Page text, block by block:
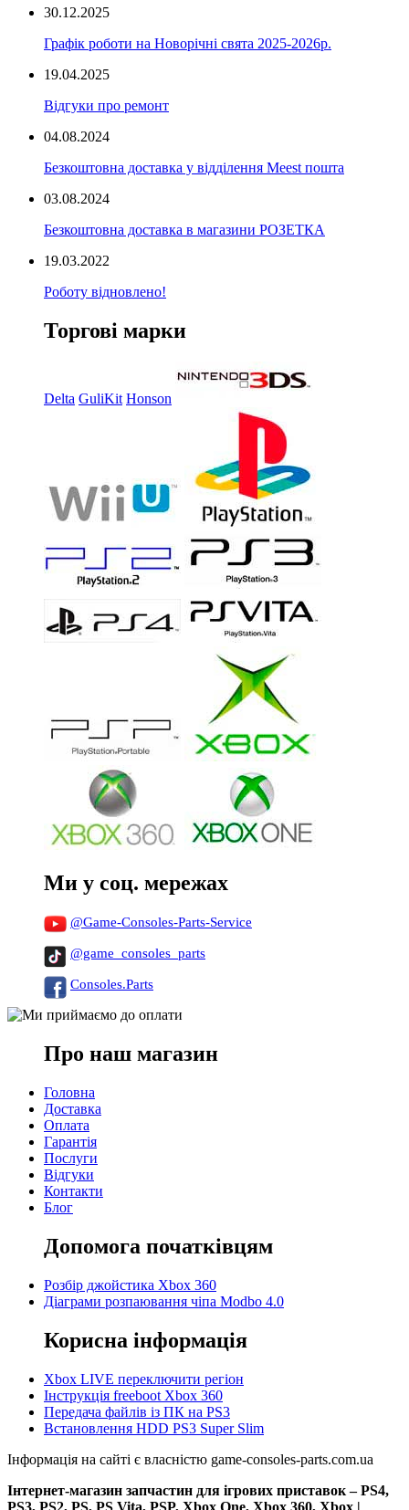
30.12.2025
Графік роботи на Новорічні свята 2025-2026р.
19.04.2025
Відгуки про ремонт
04.08.2024
Безкоштовна доставка у відділення Meest пошта
03.08.2024
Безкоштовна доставка в магазини РОЗЕТКА
19.03.2022
Роботу відновлено!
Торгові марки
Delta GuliKit Honson
Ми у соц. мережах
@Game-Consoles-Parts-Service
@game_consoles_parts
Consoles.Parts
Про наш магазин
Головна
Доставка
Оплата
Гарантія
Послуги
Відгуки
Контакти
Блог
Допомога початківцям
Розбір джойстика Xbox 360
Діаграми розпаювання чіпа Modbo 4.0
Корисна інформація
Xbox LIVE переключити регіон
Інструкція freeboot Xbox 360
Передача файлів із ПК на PS3
Встановлення HDD PS3 Super Slim
Інформація на сайті є власністю game-consoles-parts.com.ua
Інтернет-магазин запчастин для ігрових приставок – PS4,
PS3, PS2, PS, PS Vita, PSP, Xbox One, Xbox 360, Xbox |